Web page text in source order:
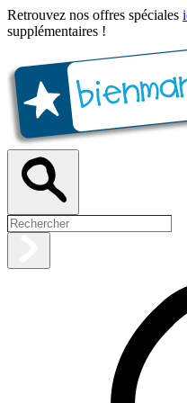
Retrouvez nos offres spéciales
supplémentaires !